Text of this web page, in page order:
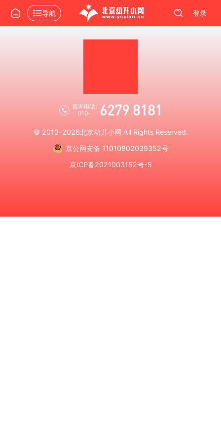
导航 登录
咨询电话:
010-
6279 8181
© 2013-2026北京幼升小网 All Rights Reserved.
京公网安备 11010802039352号
京ICP备2021003152号-5